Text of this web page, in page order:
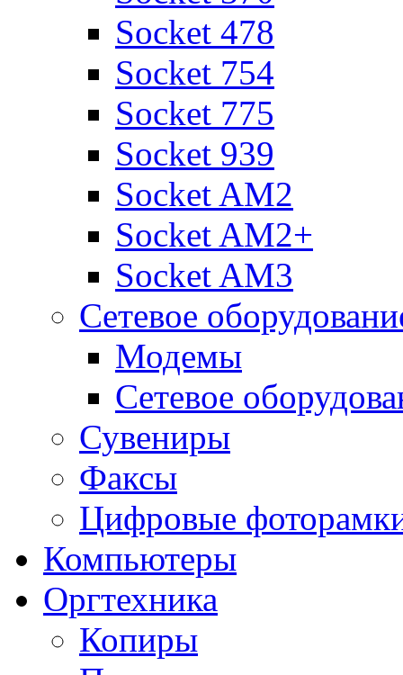
Socket 478
Socket 754
Socket 775
Socket 939
Socket AM2
Socket AM2+
Socket AM3
Сетевое
Модемы
Сетевое
Сувениры
Факсы
Цифровые
Компьютеры
Оргтехника
Копиры